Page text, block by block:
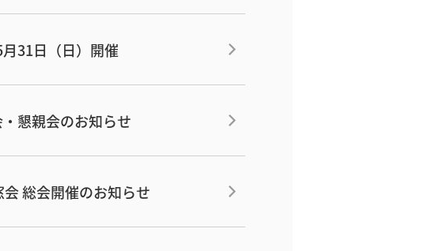
31日（日）開催
懇親会のお知らせ
総会開催のお知らせ